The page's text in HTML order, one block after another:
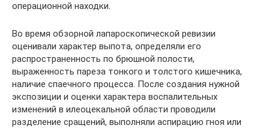
операционной находки.
Во время обзорной лапароскопической ревизии
оценивали характер выпота, определяли его
распространенность по брюшной полости,
выраженность пареза тонкого и толстого кишечника,
наличие спаечного процесса. После создания нужной
экспозиции и оценки характера воспалительных
изменений в илеоцекальной области проводили
разделение сращений, выполняли аспирацию гноя или